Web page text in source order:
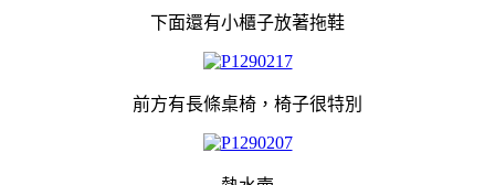
下面還有小櫃子放著拖鞋
前方有長條桌椅 ，椅子很特別